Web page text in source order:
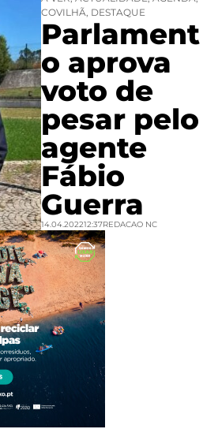
COVILHÃ, DESTAQUE
Parlament
o aprova
voto de
pesar pelo
agente
Fábio
Guerra
14.04.202212:37REDACAO NC